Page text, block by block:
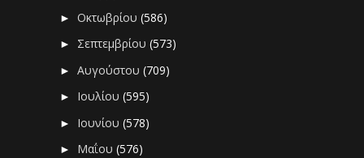
►Οκτωβρίου(586)
► Σεπτεμβρίου(573)
►Αυγούστου(709)
► Ιουλίου(595)
► Ιουνίου(578)
► Μαΐου(576)